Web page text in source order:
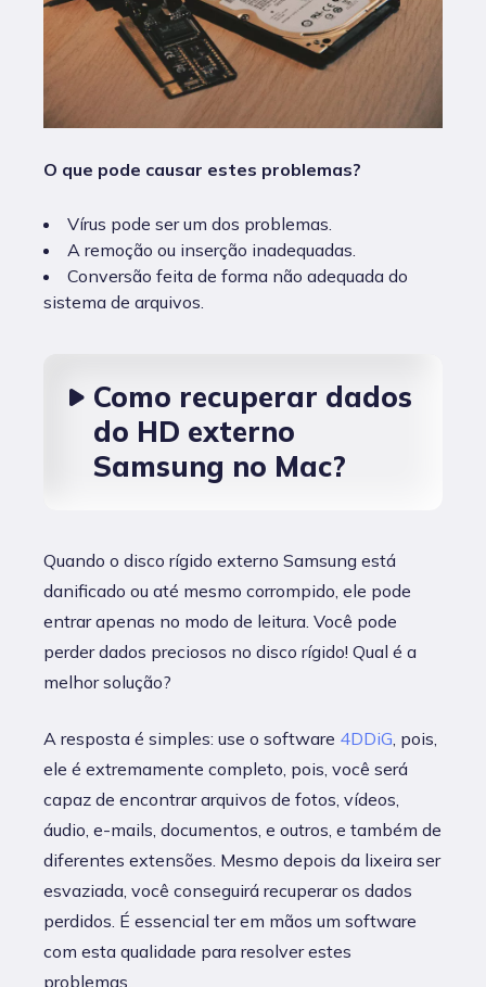
O que pode causar estes problemas?
Vírus pode ser um dos problemas.
A remoção ou inserção inadequadas.
Conversão feita de forma não adequada do
sistema de arquivos.
Como recuperar dados
do HD externo
Samsung no Mac?
Quando o disco rígido externo Samsung está
danificado ou até mesmo corrompido, ele pode
entrar apenas no modo de leitura. Você pode
perder dados preciosos no disco rígido! Qual é a
melhor solução?
A resposta é simples: use o software 4DDiG , pois,
ele é extremamente completo, pois, você será
capaz de encontrar arquivos de fotos, vídeos,
áudio, e-mails, documentos, e outros, e também de
diferentes extensões. Mesmo depois da lixeira ser
esvaziada, você conseguirá recuperar os dados
perdidos. É essencial ter em mãos um software
com esta qualidade para resolver estes
problemas.